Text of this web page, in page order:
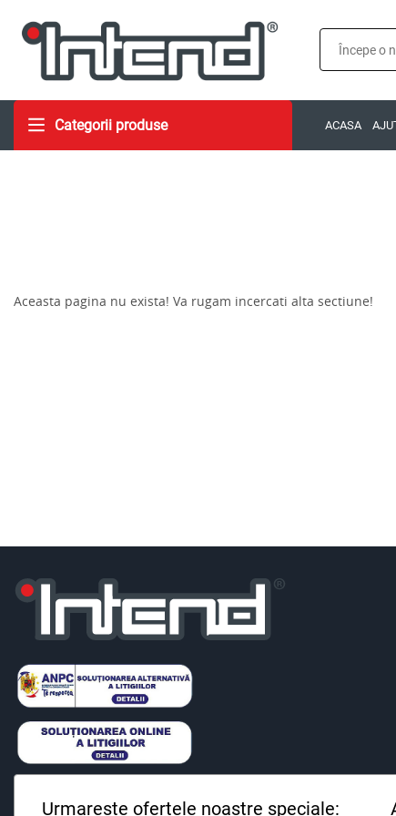
Categorii produse ACASA
Aceasta pagina nu exista! Va rugam incercati alta sectiune!
Urmareste ofertele noastre speciale: